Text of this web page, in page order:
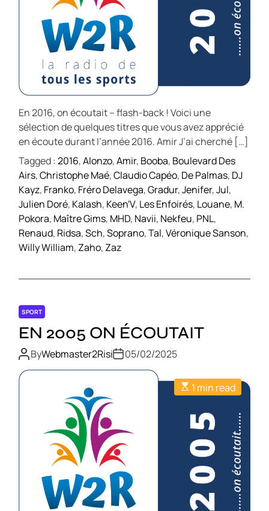
En 2016, on écoutait – flash-back ! Voici une
sélection de quelques titres que vous avez apprécié
en écoute durant l’année 2016. Amir J’ai cherché […]
Tagged :2016,Alonzo,Amir, Booba, Boulevard Des
Airs,Christophe Maé,Claudio Capéo, De Palmas, DJ
Kayz, Franko, Fréro Delavega,Gradur,Jenifer,Jul,
Julien Doré, Kalash, Keen'V, Les Enfoirés, Louane, M.
Pokora, Maître Gims, MHD, Navii, Nekfeu, PNL,
Renaud, Ridsa,Sch,Soprano,Tal,Véronique Sanson,
Willy William, Zaho, Zaz
SPORT
EN 2005 ON ÉCOUTAIT
ByWebmaster2Risi 05/02/2025
1 min read